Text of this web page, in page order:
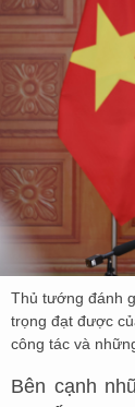
Thủ tướng đánh
trọng đạt được
công tác và
Bên cạnh